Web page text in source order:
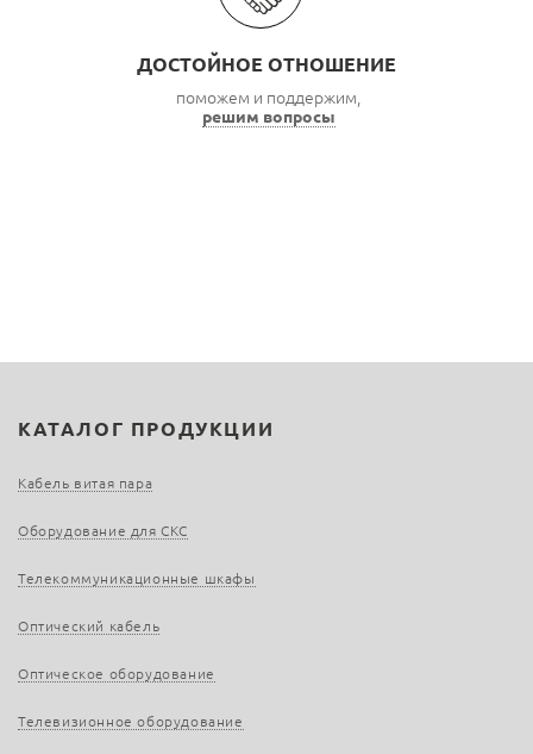
ДОСТОЙНОЕ ОТНОШЕНИЕ
поможем и поддержим,
решим вопросы
КАТАЛОГ ПРОДУКЦИИ
Кабель витая пара
Оборудование для СКС
Телекоммуникационные шкафы
Оптический кабель
Оптическое оборудование
Телевизионное оборудование